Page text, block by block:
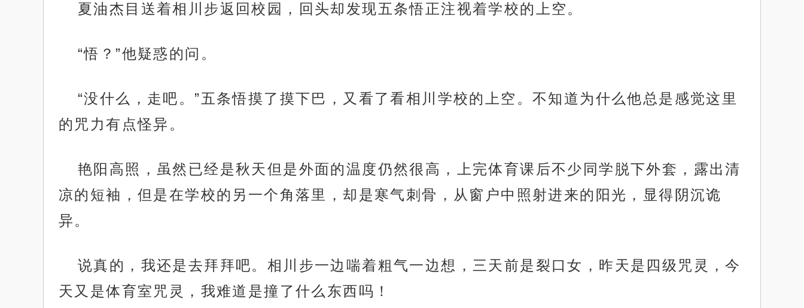
夏油杰目送着相川步返回校园，回头却发现五条悟正注视着学校的上空。
“悟？”他疑惑的问。
“没什么，走吧。”五条悟摸了摸下巴，又看了看相川学校的上空。不知道为什么他总是感觉这里
的咒力有点怪异。
艳阳高照，虽然已经是秋天但是外面的温度仍然很高，上完体育课后不少同学脱下外套，露出清
凉的短袖，但是在学校的另一个角落里，却是寒气刺骨，从窗户中照射进来的阳光，显得阴沉诡
异。
说真的，我还是去拜拜吧。相川步一边喘着粗气一边想，三天前是裂口女，昨天是四级咒灵，今
天又是体育室咒灵，我难道是撞了什么东西吗！